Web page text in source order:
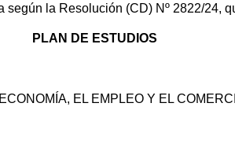
la Resolución (CD) Nº 2822/24,
PLAN DE ESTUDIOS
EL EMPLEO Y EL